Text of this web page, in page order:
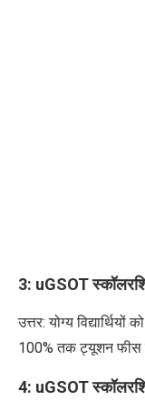
3: uGSOT
उत्तर: योग्य
100% तक ट्यूशन फीस
4: uGSOT